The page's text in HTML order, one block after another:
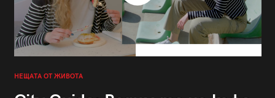
НЕЩАТА ОТ ЖИВОТА